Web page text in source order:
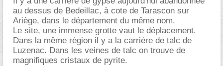
au dessus de Bedeillac, à cote de Tarascon sur
Ariège, dans le département du même nom.
Le site, une immense grotte vaut le déplacement.
Dans la même région il y a la carrière de talc de
Luzenac. Dans les veines de talc on trouve de
magnifiques cristaux de pyrite.